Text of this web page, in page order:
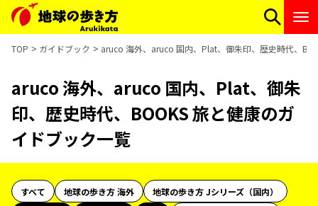
TOP ガイドブック aruco 海外、aruco 国内、Plat、御朱印、歴史時代、
aruco 海外、aruco 国内、Plat、御朱
印、歴史時代、BOOKS 旅と健康のガ
イドブック一覧
すべて 地球の歩き方 海外
地球の歩き方 Jシリーズ（国内）